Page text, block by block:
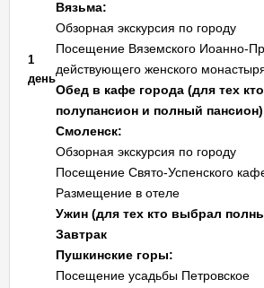
1
день
Вязьма:
Обзорная экскурсия по городу
Посещение Вяземского Иоанно-
действующего женского
Обед в кафе города (для тех
полупансион и полный пансион)
Смоленск:
Обзорная экскурсия по городу
Посещение Свято-Успенского
Размещение в отеле
Ужин (для тех кто выбрал
Завтрак
Пушкинские горы:
Посещение усадьбы Петровское